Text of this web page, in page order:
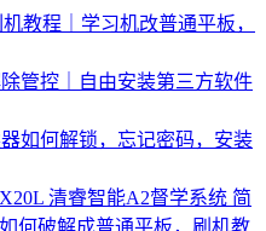
教程｜学习机改普通平板，
管控｜自由安装第三方软件
如何解锁，忘记密码，安装
清睿智能A2督学系统 简